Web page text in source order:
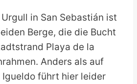
in San Sebastián ist
Berge, die die Bucht
Playa de la
Anders als auf
Igueldo führt hier leider